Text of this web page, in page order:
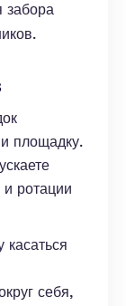
забора
площадку.
ротации
себя,